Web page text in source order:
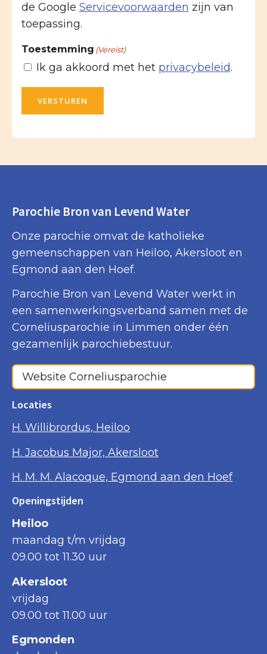
de Google Servicevoorwaarden zijn van
toepassing.
Toestemming (Vereist)
Ik ga akkoord met het privacybeleid.
VERSTUREN
Parochie Bron van Levend Water
Onze parochie omvat de katholieke
gemeenschappen van Heiloo, Akersloot en
Egmond aan den Hoef.
Parochie Bron van Levend Water werkt in
een samenwerkingsverband samen met de
Corneliusparochie in Limmen onder één
gezamenlijk parochiebestuur.
Website Corneliusparochie
Locaties
H. Willibrordus, Heiloo
H. Jacobus Major, Akersloot
H. M. M. Alacoque, Egmond aan den Hoef
Openingstijden
Heiloo
maandag t/m vrijdag
09.00 tot 11.30 uur
Akersloot
vrijdag
09.00 tot 11.00 uur
Egmonden